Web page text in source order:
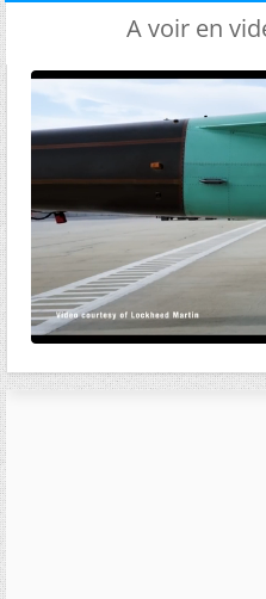
A voir en